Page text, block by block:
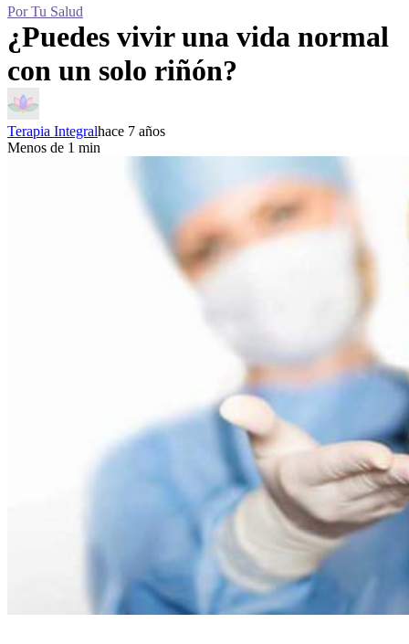
Por Tu Salud
¿Puedes vivir una vida normal
con un solo riñón?
Terapia Integralhace 7 años
Menos de 1 min